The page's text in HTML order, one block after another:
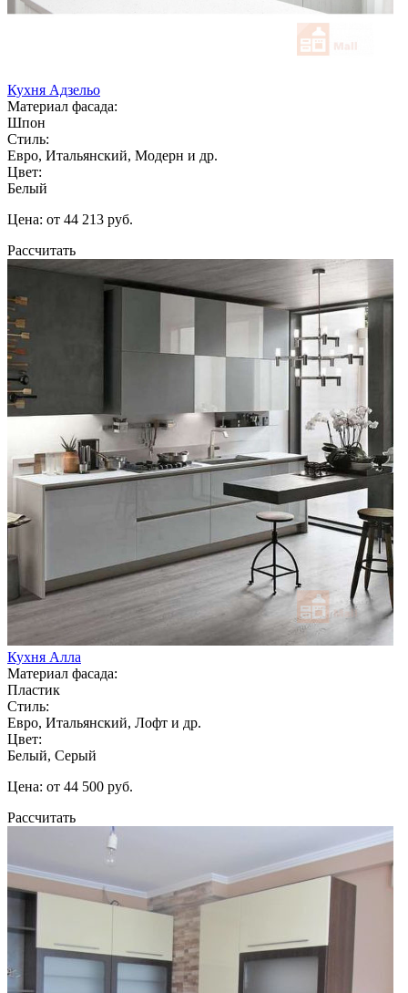
Кухня Адзельо
Материал фасада:
Шпон
Стиль:
Евро, Итальянский, Модерн и др.
Цвет:
Белый
Цена: от 44 213 руб.
Рассчитать
Кухня Алла
Материал фасада:
Пластик
Стиль:
Евро, Итальянский, Лофт и др.
Цвет:
Белый, Серый
Цена: от 44 500 руб.
Рассчитать